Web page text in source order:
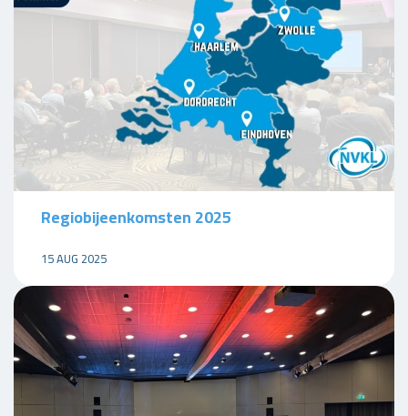
Regiobijeenkomsten 2025
15 AUG 2025